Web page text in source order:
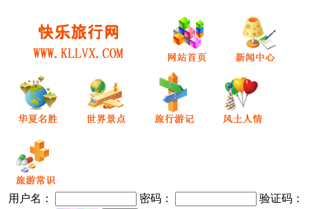
用户名： 密码 ：
验证码：